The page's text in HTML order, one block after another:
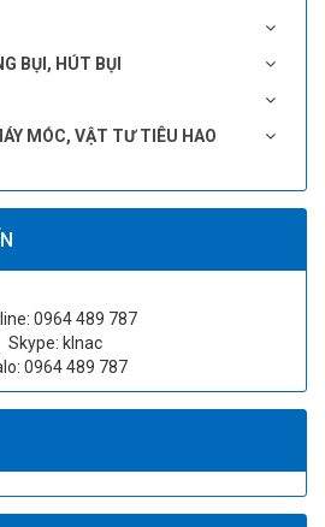
BỤI, HÚT BỤI
MÓC, VẬT TƯ TIÊU HAO
0964 489 787
Skype: klnac
0964 489 787